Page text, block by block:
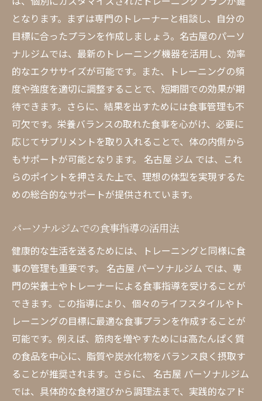
となります。まずは専門のトレーナーと相談し、自分の
目標に合ったプランを作成しましょう。名古屋のパーソ
ナルジムでは、最新のトレーニング機器を活用し、効率
的なエクササイズが可能です。また、トレーニングの頻
度や強度を適切に調整することで、短期間での効果が期
待できます。さらに、結果を出すためには食事管理も不
可欠です。栄養バランスの取れた食事を心がけ、必要に
応じてサプリメントを取り入れることで、体の内側から
もサポートが可能となります。 名古屋 ジム では、これ
らのポイントを押さえた上で、理想の体型を実現するた
めの総合的なサポートが提供されています。
パーソナルジムでの食事指導の活用法
健康的な生活を送るためには、トレーニングと同様に食
事の管理も重要です。 名古屋 パーソナルジム では、専
門の栄養士やトレーナーによる食事指導を受けることが
できます。この指導により、個々のライフスタイルやト
レーニングの目標に最適な食事プランを作成することが
可能です。例えば、筋肉を増やすためには高たんぱく質
の食品を中心に、脂質や炭水化物をバランス良く摂取す
ることが推奨されます。さらに、 名古屋 パーソナルジム
では、具体的な食材選びから調理法まで、実践的なアド